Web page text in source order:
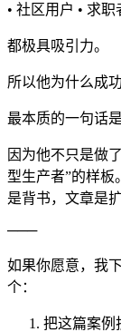
• 社区用户 • 求
都极具吸引力。
所以他为什么成功
最本质的一句话是
因为他不只是做
型生产者”的样板
是背书，文章是扩
───
如果你愿意，我
个：
把这篇案例